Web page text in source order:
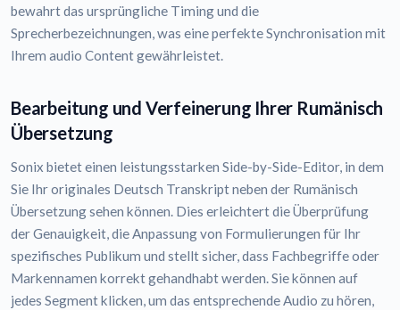
bewahrt das ursprüngliche Timing und die
Sprecherbezeichnungen, was eine perfekte Synchronisation mit
Ihrem audio Content gewährleistet.
Bearbeitung und Verfeinerung Ihrer Rumänisch
Übersetzung
Sonix bietet einen leistungsstarken Side-by-Side-Editor, in dem
Sie Ihr originales Deutsch Transkript neben der Rumänisch
Übersetzung sehen können. Dies erleichtert die Überprüfung
der Genauigkeit, die Anpassung von Formulierungen für Ihr
spezifisches Publikum und stellt sicher, dass Fachbegriffe oder
Markennamen korrekt gehandhabt werden. Sie können auf
jedes Segment klicken, um das entsprechende Audio zu hören,